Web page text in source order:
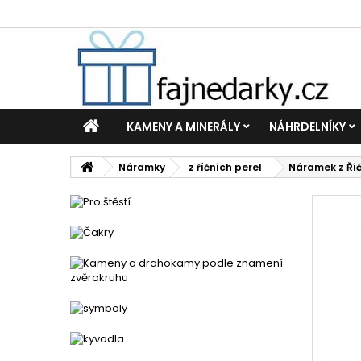
KAMENY A MINERÁLY NÁHRDELNÍKY
Náramky z říčních perel Náramek z